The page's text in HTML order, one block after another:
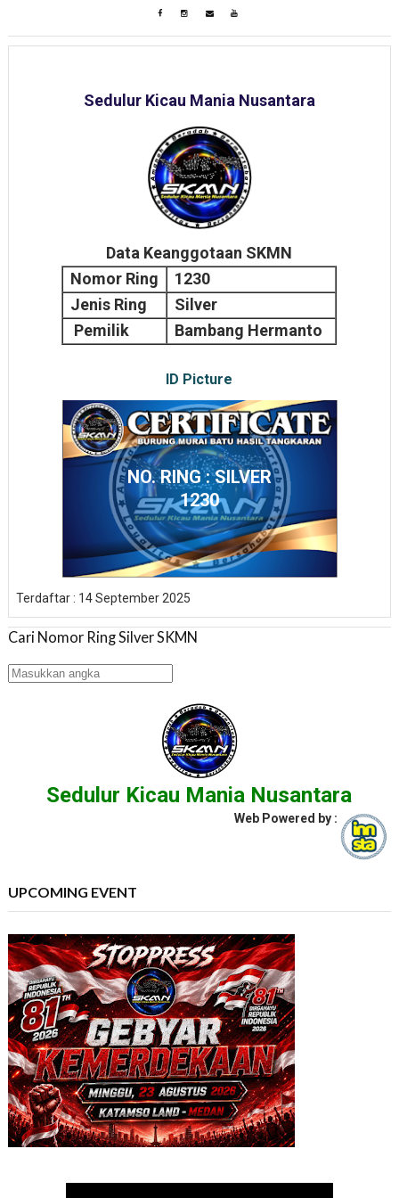
Sedulur Kicau Mania Nusantara
Data Keanggotaan SKMN
Nomor Ring
1230
Jenis Ring
Silver
Pemilik
Bambang Hermanto
ID Picture
NO. RING : SILVER
1230
Terdaftar : 14 September 2025
Cari Nomor Ring Silver SKMN
Sedulur Kicau Mania Nusantara
Web Powered by :
UPCOMING EVENT